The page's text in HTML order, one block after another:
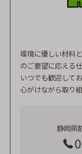
環境に優しい材料
のご要望に応える
いつでも歓迎して
心がけながら取り組
静岡県